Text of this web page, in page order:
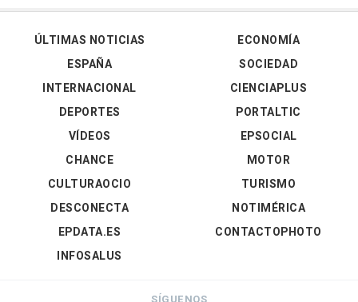
ÚLTIMAS NOTICIAS
ESPAÑA
INTERNACIONAL
DEPORTES
VÍDEOS
ECONOMÍA
SOCIEDAD
CIENCIAPLUS
PORTALTIC
EPSOCIAL
CHANCE
CULTURAOCIO
DESCONECTA
EPDATA.ES
INFOSALUS
MOTOR
TURISMO
NOTIMÉRICA
CONTACTOPHOTO